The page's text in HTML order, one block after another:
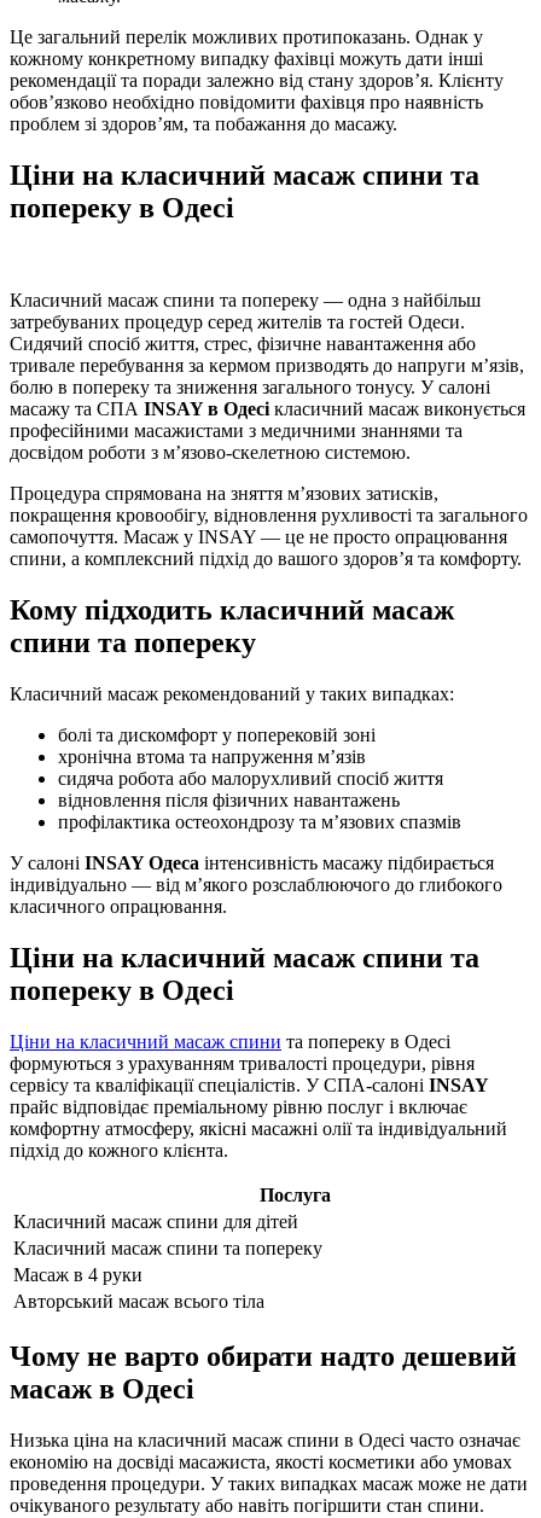
Це загальний перелік можливих протипоказань. Однак у
кожному конкретному випадку фахівці можуть дати інші
рекомендації та поради залежно від стану здоров’я. Клієнту
обов’язково необхідно повідомити фахівця про наявність
проблем зі здоров’ям, та побажання до масажу.
Ціни на класичний масаж спини та
попереку в Одесі
Класичний масаж спини та попереку — одна з найбільш
затребуваних процедур серед жителів та гостей Одеси.
Сидячий спосіб життя, стрес, фізичне навантаження або
тривале перебування за кермом призводять до напруги м’язів,
болю в попереку та зниження загального тонусу. У салоні
масажу та СПА INSAY в Одесі класичний масаж виконується
професійними масажистами з медичними знаннями та
досвідом роботи з м’язово-скелетною системою.
Процедура спрямована на зняття м’язових затисків,
покращення кровообігу, відновлення рухливості та загального
самопочуття. Масаж у INSAY — це не просто опрацювання
спини, а комплексний підхід до вашого здоров’я та комфорту.
Кому підходить класичний масаж
спини та попереку
Класичний масаж рекомендований у таких випадках:
болі та дискомфорт у поперековій зоні
хронічна втома та напруження м’язів
сидяча робота або малорухливий спосіб життя
відновлення після фізичних навантажень
профілактика остеохондрозу та м’язових спазмів
У салоні INSAY Одеса інтенсивність масажу підбирається
індивідуально — від м’якого розслаблюючого до глибокого
класичного опрацювання.
Ціни на класичний масаж спини та
попереку в Одесі
Ціни на класичний масаж спини та попереку в Одесі
формуються з урахуванням тривалості процедури, рівня
сервісу та кваліфікації спеціалістів. У СПА-салоні INSAY
прайс відповідає преміальному рівню послуг і включає
комфортну атмосферу, якісні масажні олії та індивідуальний
підхід до кожного клієнта.
Послуга
Класичний масаж спини для дітей
Класичний масаж спини та попереку
Масаж в 4 руки
Авторський масаж всього тіла
Чому не варто обирати надто дешевий
масаж в Одесі
Низька ціна на класичний масаж спини в Одесі часто означає
економію на досвіді масажиста, якості косметики або умовах
проведення процедури. У таких випадках масаж може не дати
очікуваного результату або навіть погіршити стан спини.